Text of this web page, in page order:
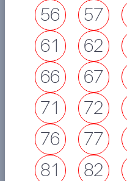
56
57
61
62
66
67
71
72
76
77
81
82